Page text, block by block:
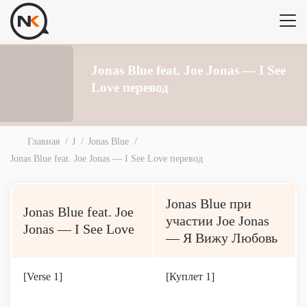
Jonas Blue feat. Joe Jonas — I See
Love перевод
Главная J
Jonas Blue
Jonas Blue feat. Joe Jonas — I See Love перевод
Jonas Blue feat. Joe
Jonas — I See Love
Jonas Blue при
участии Joe Jonas
— Я Вижу Любовь
[Verse 1] [Куплет 1]